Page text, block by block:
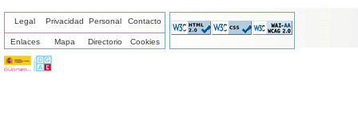
Legal Privacidad Personal Contacto
Enlaces Mapa Directorio Cookies